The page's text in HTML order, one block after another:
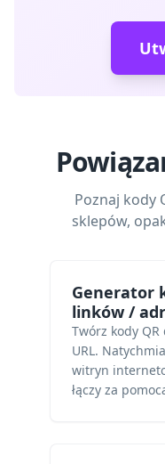
Poznaj kody
sklepów,
Generator
linków /
Twórz kody
URL.
witryn
łączy za